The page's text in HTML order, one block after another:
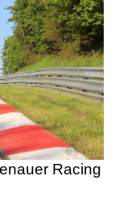
Racing